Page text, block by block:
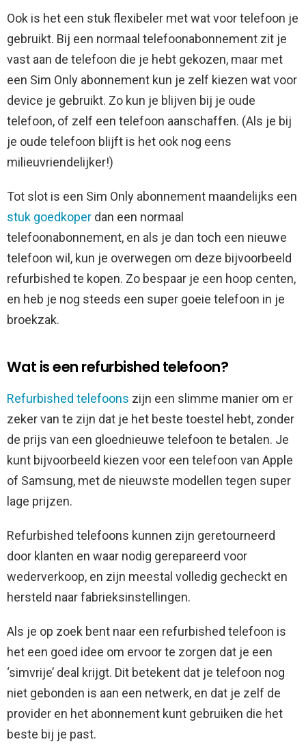
Ook is het een stuk flexibeler met wat voor telefoon je
gebruikt. Bij een normaal telefoonabonnement zit je
vast aan de telefoon die je hebt gekozen, maar met
een Sim Only abonnement kun je zelf kiezen wat voor
device je gebruikt. Zo kun je blijven bij je oude
telefoon, of zelf een telefoon aanschaffen. (Als je bij
je oude telefoon blijft is het ook nog eens
milieuvriendelijker!)
Tot slot is een Sim Only abonnement maandelijks een
stuk goedkoper dan een normaal
telefoonabonnement, en als je dan toch een nieuwe
telefoon wil, kun je overwegen om deze bijvoorbeeld
refurbished te kopen. Zo bespaar je een hoop centen,
en heb je nog steeds een super goeie telefoon in je
broekzak.
Wat is een refurbished telefoon?
Refurbished telefoons zijn een slimme manier om er
zeker van te zijn dat je het beste toestel hebt, zonder
de prijs van een gloednieuwe telefoon te betalen. Je
kunt bijvoorbeeld kiezen voor een telefoon van Apple
of Samsung, met de nieuwste modellen tegen super
lage prijzen.
Refurbished telefoons kunnen zijn geretourneerd
door klanten en waar nodig gerepareerd voor
wederverkoop, en zijn meestal volledig gecheckt en
hersteld naar fabrieksinstellingen.
Als je op zoek bent naar een refurbished telefoon is
het een goed idee om ervoor te zorgen dat je een
‘simvrije’ deal krijgt. Dit betekent dat je telefoon nog
niet gebonden is aan een netwerk, en dat je zelf de
provider en het abonnement kunt gebruiken die het
beste bij je past.